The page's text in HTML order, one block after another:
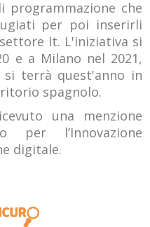
programmazione che
per poi inserirli
It. L'iniziativa si
e a Milano nel 2021,
terrà quest'anno in
spagnolo.
una menzione
per l’Innovazione
digitale.